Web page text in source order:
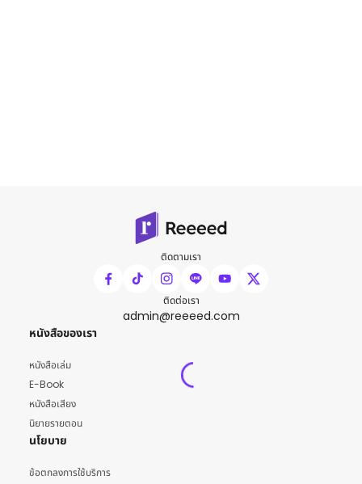
ติดตามเรา
ติดต่อเรา
admin@reeeed.com
หนังสือของเรา
หนังสือเล่ม
E-Book
หนังสือเสียง
นิยายรายตอน
นโยบาย
ข้อตกลงการใช้บริการ